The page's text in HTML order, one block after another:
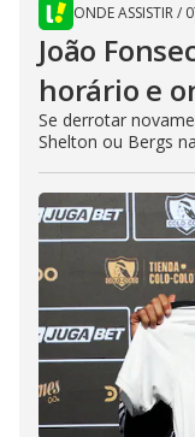
ONDE ASSISTIR/
João
horário e
Se derrotar
Shelton ou Bergs